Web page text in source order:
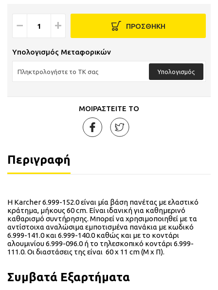
− + ΠΡΟΣΘΗΚΗ
Υπολογισμός Μεταφορικών
Υπολογισμός
ΜΟΙΡΑΣΤΕΙΤΕ ΤΟ
Περιγραφή
Η Karcher 6.999-152.0 είναι μία βάση πανέτας με ελαστικό
κράτημα, μήκους 60 cm. Είναι ιδανική για καθημερινό
καθαρισμό συντήρησης. Μπορεί να χρησιμοποιηθεί με τα
αντίστοιχα αναλώσιμα εμποτισμένα πανάκια με κωδικό
6.999-141.0 και 6.999-140.0 καθώς και με το κοντάρι
αλουμινίου 6.999-096.0 ή το τηλεσκοπικό κοντάρι 6.999-
111.0. Οι διαστάσεις της είναι 60 x 11 cm (Μ x Π).
Συμβατά Εξαρτήματα